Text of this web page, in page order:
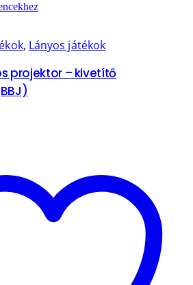
, Lányos játékok
projektor – kivetítő